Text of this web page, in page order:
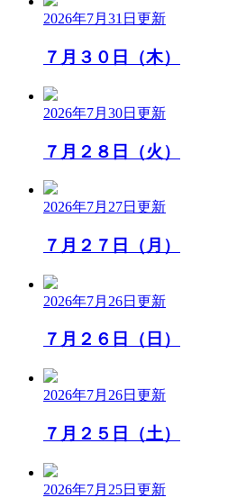
2026年7月31日 更新
７月３０日（木）
2026年7月30日 更新
７月２８日（火）
2026年7月27日 更新
７月２７日（月）
2026年7月26日 更新
７月２６日（日）
2026年7月26日 更新
７月２５日（土）
2026年7月25日 更新